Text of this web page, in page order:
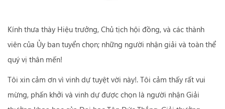
Kính thưa thày Hiệu trưởng, Chủ tịch hội đồng, và các thành
viên của Ủy ban tuyển chọn; những người nhận giải và toàn thể
quý vị thân mến!
Tôi xin cảm ơn vì vinh dự tuyệt vời này!. Tôi cảm thấy rất vui
mừng, phấn khởi và vinh dự được chọn là người nhận Giải